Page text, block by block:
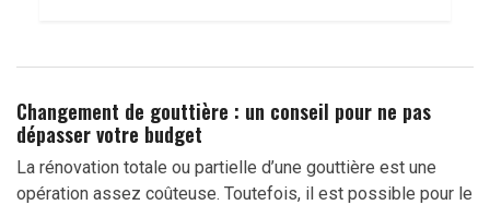
Changement de gouttière : un conseil pour ne pas
dépasser votre budget
La rénovation totale ou partielle d’une gouttière est une
opération assez coûteuse. Toutefois, il est possible pour le